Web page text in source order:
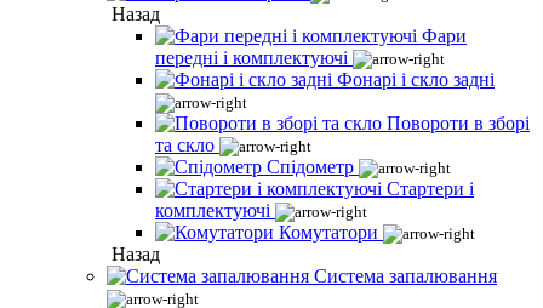
Назад
Фари
передні і комплектуючі
Фонарі і скло задні
Повороти в зборі
та скло
Спідометр
Стартери і
комплектуючі
Комутатори
Назад
Система запалювання